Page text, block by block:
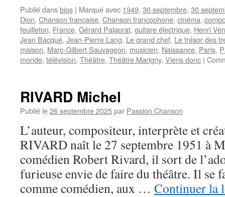
Publié dansbios | Marqué avec 1949, 30 septembre, 30
Dion, Chanson française, Chanson francophone, cinéma,
feuilleton, France, Gérard Palaprat, guitare électrique, Henri
Jean Bacqué, Jean-Pierre Lang, Le grand chef, Le trésor des
maison, Marc-Gilbert Sauvageon, musicien, Naissance, Paris,
monde, télévision, Théâtre, Théâtre Marigny, Viens donc |
RIVARD Michel
Publié le26 septembre 2025par Passion Chanson
L’auteur, compositeur, interprète et
RIVARD naît le 27 septembre 1951 à
comédien Robert Rivard, il sort de
furieuse envie de faire du théâtre. Il se
comme comédien, aux … Continuer la